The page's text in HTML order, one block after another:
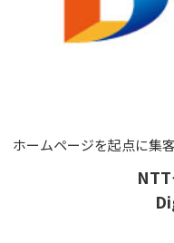
ホームページを起点に集